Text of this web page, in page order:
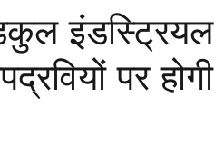
इंडस्ट्रियल
पर होगी